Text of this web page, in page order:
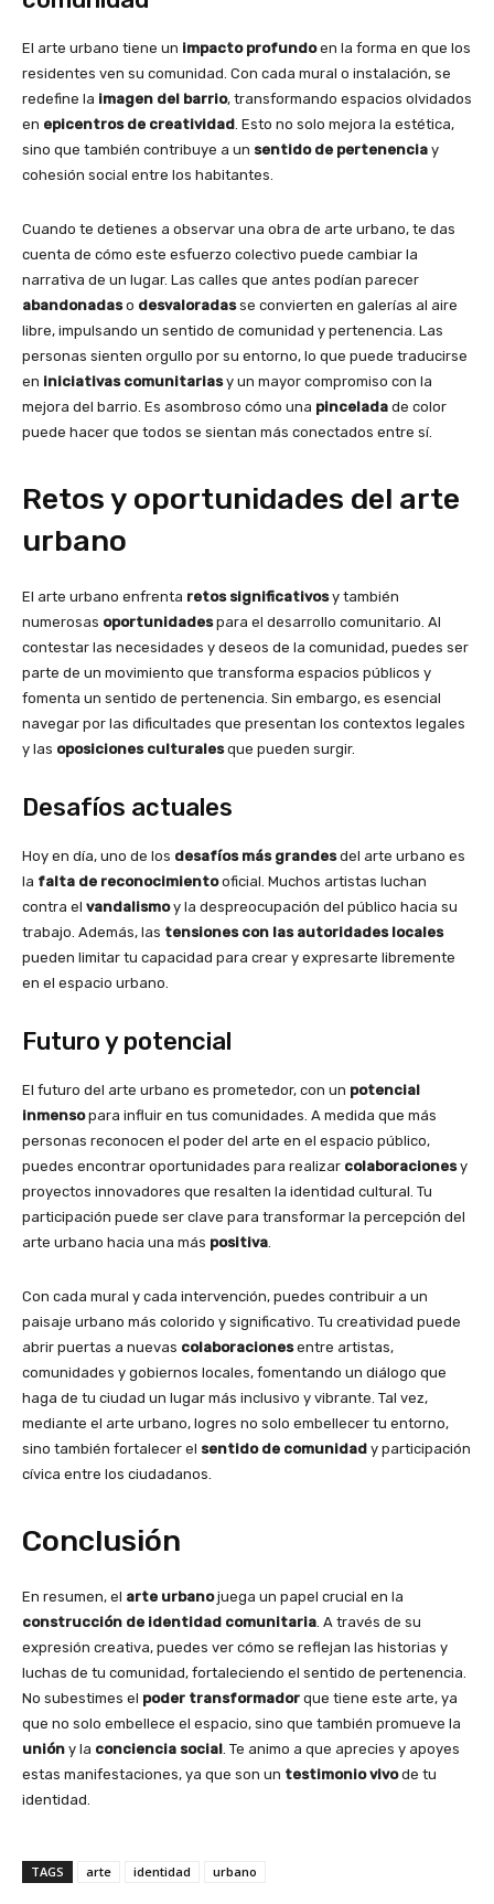
El arte urbano tiene un impacto profundoen la forma en que los
residentes ven su comunidad. Con cada mural o instalación, se
redefine la imagen del barrio, transformando espacios olvidados
en epicentros de creatividad. Esto no solo mejora la estética,
sino que también contribuye a un sentido de pertenencia y
cohesión social entre los habitantes.
Cuando te detienes a observar una obra de arte urbano, te das
cuenta de cómo este esfuerzo colectivo puede cambiar la
narrativa de un lugar. Las calles que antes podían parecer
abandonadaso desvaloradasse convierten en galerías al aire
libre, impulsando un sentido de comunidad y pertenencia. Las
personas sienten orgullo por su entorno, lo que puede traducirse
en iniciativas comunitariasy un mayor compromiso con la
mejora del barrio. Es asombroso cómo una pincelada de color
puede hacer que todos se sientan más conectados entre sí.
Retos y oportunidades del arte
urbano
El arte urbano enfrenta retos significativosy también
numerosas oportunidadespara el desarrollo comunitario. Al
contestar las necesidades y deseos de la comunidad, puedes ser
parte de un movimiento que transforma espacios públicos y
fomenta un sentido de pertenencia. Sin embargo, es esencial
navegar por las dificultades que presentan los contextos legales
y las oposiciones culturalesque pueden surgir.
Desafíos actuales
Hoy en día, uno de los desafíos más grandesdel arte urbano es
la falta de reconocimientooficial. Muchos artistas luchan
contra el vandalismoy la despreocupación del público hacia su
trabajo. Además, las tensiones con las autoridades locales
pueden limitar tu capacidad para crear y expresarte libremente
en el espacio urbano.
Futuro y potencial
El futuro del arte urbano es prometedor, con un potencial
inmensopara influir en tus comunidades. A medida que más
personas reconocen el poder del arte en el espacio público,
puedes encontrar oportunidades para realizar colaboracionesy
proyectos innovadores que resalten la identidad cultural. Tu
participación puede ser clave para transformar la percepción del
arte urbano hacia una más positiva.
Con cada mural y cada intervención, puedes contribuir a un
paisaje urbano más colorido y significativo. Tu creatividad puede
abrir puertas a nuevas colaboracionesentre artistas,
comunidades y gobiernos locales, fomentando un diálogo que
haga de tu ciudad un lugar más inclusivo y vibrante. Tal vez,
mediante el arte urbano, logres no solo embellecer tu entorno,
sino también fortalecer el sentido de comunidad y participación
cívica entre los ciudadanos.
Conclusión
En resumen, el arte urbanojuega un papel crucial en la
construcción de identidad comunitaria. A través de su
expresión creativa, puedes ver cómo se reflejan las historias y
luchas de tu comunidad, fortaleciendo el sentido de pertenencia.
No subestimes el poder transformador que tiene este arte, ya
que no solo embellece el espacio, sino que también promueve la
unión y la conciencia social. Te animo a que aprecies y apoyes
estas manifestaciones, ya que son un testimonio vivode tu
identidad.
TAGS arte identidad urbano